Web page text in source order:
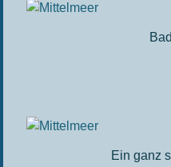
Ein ganz